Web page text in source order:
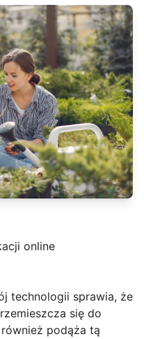
online
technologii sprawia, że
się do
podąża tą